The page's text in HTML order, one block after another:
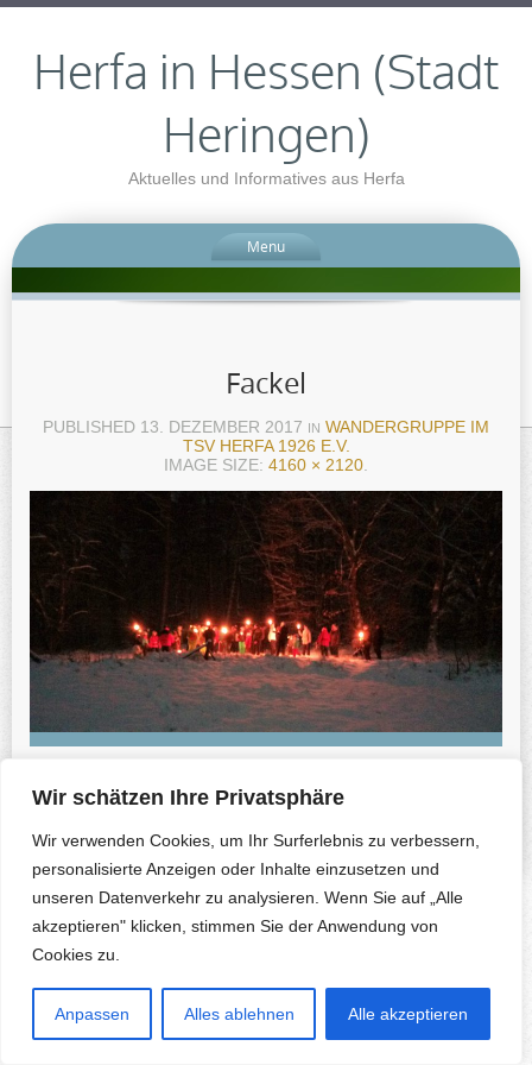
Wir schätzen Ihre Privatsphäre
Wir verwenden Cookies, um Ihr Surferlebnis zu verbessern,
personalisierte Anzeigen oder Inhalte einzusetzen und
unseren Datenverkehr zu analysieren. Wenn Sie auf „Alle
akzeptieren" klicken, stimmen Sie der Anwendung von
Cookies zu.
Anpassen Alles ablehnen Alle akzeptieren
Herfa in Hessen (Stadt
Heringen)
Aktuelles und Informatives aus Herfa
Menu
Fackel
PUBLISHED 13. DEZEMBER 2017 IN WANDERGRUPPE IM
TSV HERFA 1926 E.V.
IMAGE SIZE: 4160 × 2120.
Copyright © 2026 Herfa.de & B. Korte-Nennstiel. All rights reserved.